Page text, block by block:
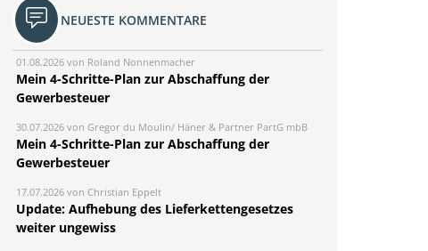
NEUESTE KOMMENTARE
01.08.2026 von Roland Nonnenmacher
Mein 4-Schritte-Plan zur Abschaffung der
Gewerbesteuer
30.07.2026 von Gregor du Moulin/ Häner & Partner PartG mbB
Mein 4-Schritte-Plan zur Abschaffung der
Gewerbesteuer
17.07.2026 von Christian Eppelt
Update: Aufhebung des Lieferkettengesetzes
weiter ungewiss